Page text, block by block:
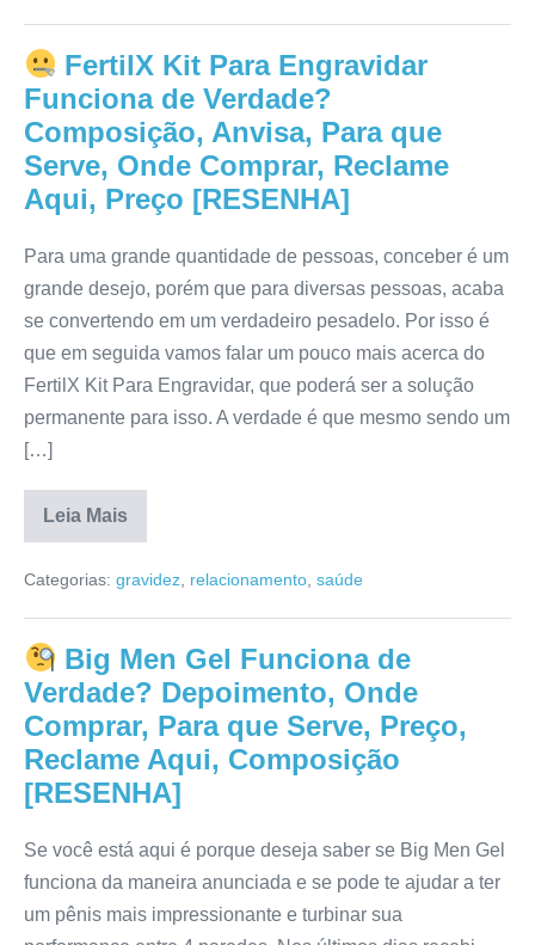
Para
Serve,
Preço,
Reclame
Aqui,
Efeitos
Colaterais,
Anvisa
[RESENHA]
FertilX Kit Para Engravidar
Funciona de Verdade?
Composição, Anvisa, Para que
Serve, Onde Comprar, Reclame
Aqui, Preço [RESENHA]
Para uma grande quantidade de pessoas, conceber é um
grande desejo, porém que para diversas pessoas, acaba
se convertendo em um verdadeiro pesadelo. Por isso é
que em seguida vamos falar um pouco mais acerca do
FertilX Kit Para Engravidar, que poderá ser a solução
permanente para isso. A verdade é que mesmo sendo um
[…]
Leia Mais
FertilX
Para
Funciona
Verdade?
Composição,
Anvisa,
Para
que
Serve,
Onde
Comprar,
Preço
Categorias: gravidez relacionamento saúde
Big Men Gel Funciona de
Verdade? Depoimento, Onde
Comprar, Para que Serve, Preço,
Reclame Aqui, Composição
[RESENHA]
Se você está aqui é porque deseja saber se Big Men Gel
funciona da maneira anunciada e se pode te ajudar a ter
um pênis mais impressionante e turbinar sua